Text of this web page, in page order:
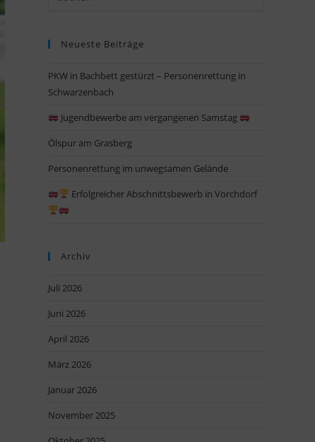
Neueste Beiträge
PKW in Bachbett gestürzt – Personenrettung in
Schwarzenbach
Jugendbewerbe am vergangenen Samstag
Ölspur am Grasberg
Personenrettung im unwegsamen Gelände
Erfolgreicher Abschnittsbewerb in Vorchdorf
Archiv
Juli 2026
Juni 2026
April 2026
März 2026
Januar 2026
November 2025